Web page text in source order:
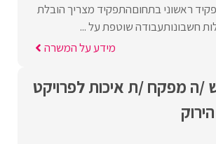
ראשוני בתחוםהתפקיד מצריך הובלת
מידע על המשרה
/ה מפקח /ת איכות לפרויקט